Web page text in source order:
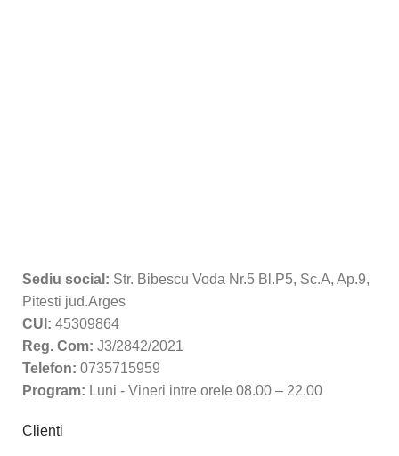
Sediu social: Str. Bibescu Voda Nr.5 Bl.P5, Sc.A, Ap.9,
Pitesti jud.Arges
CUI: 45309864
Reg. Com: J3/2842/2021
Telefon: 0735715959
Program: Luni - Vineri intre orele 08.00 – 22.00
Clienti